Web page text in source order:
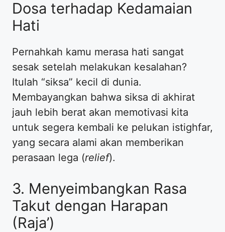
Dosa terhadap Kedamaian
Hati
Pernahkah kamu merasa hati sangat
sesak setelah melakukan kesalahan?
Itulah “siksa” kecil di dunia.
Membayangkan bahwa siksa di akhirat
jauh lebih berat akan memotivasi kita
untuk segera kembali ke pelukan istighfar,
yang secara alami akan memberikan
perasaan lega (relief).
3. Menyeimbangkan Rasa
Takut dengan Harapan
(Raja’)